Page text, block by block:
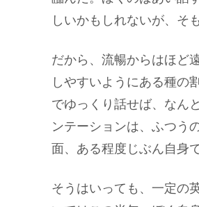
しいかもしれないが、そ
だから、流暢からはほど
しやすいようにある種の
でゆっくり話せば、なん
ンテーションは、ふつう
面、ある程度じぶん自身
そうはいっても、一定の